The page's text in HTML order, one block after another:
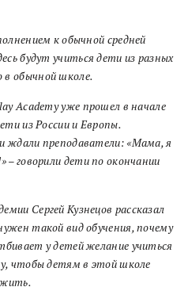
к обычной средней
будут учиться дети из разных
обычной школе.
Academy уже прошел в начале
из России и Европы.
ждали преподаватели: «Мама, я
– говорили дети по окончании
Сергей Кузнецов рассказал
такой вид обучения, почему
у детей желание учиться
чтобы детям в этой школе